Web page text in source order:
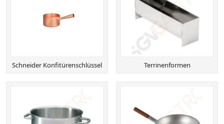
Schneider Konfitürenschlüssel Terrinenformen